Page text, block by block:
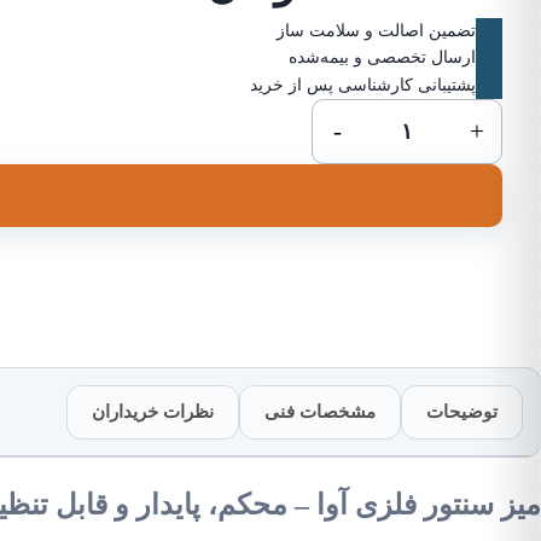
تضمین اصالت و سلامت ساز
ارسال تخصصی و بیمه‌شده
پشتیبانی کارشناسی پس از خرید
+
-
توضیحات مشخصات فنی نظرات خریداران
میز سنتور فلزی آوا – محکم، پایدار و قابل